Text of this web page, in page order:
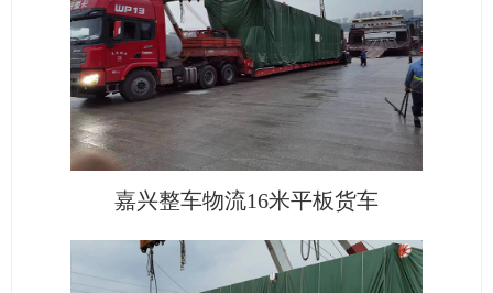
嘉兴整车物流16米平板货车